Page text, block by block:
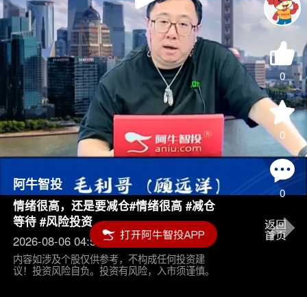
Video
0
0
0
阿牛智投
情绪很高，还是要减仓#情绪很高 #减仓
等待 #风险投资
2026-08-06 04:55
内容如涉及个股仅供参考，不构成任何投资建
议！投资风险自负。投资有风险，入市须谨慎。